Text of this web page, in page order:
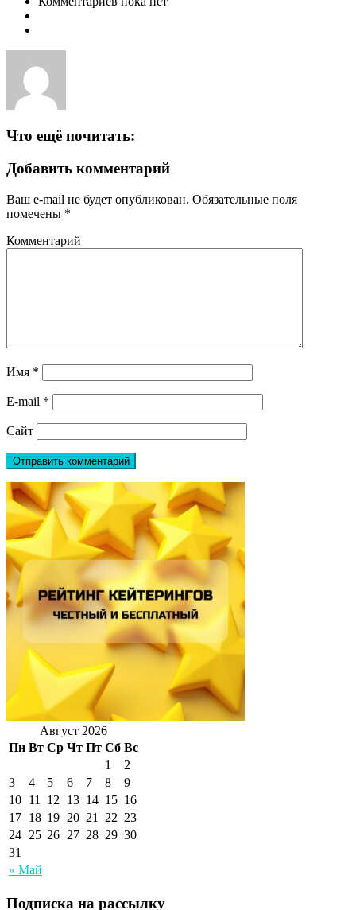
Что ещё почитать:
Добавить комментарий
Ваш e-mail не будет опубликован. Обязательные поля
помечены *
Комментарий
Имя *
E-mail *
Сайт
Август 2026
Пн Вт Ср Чт Пт Сб Вс
« Май
1
2
3
4 5 6 7 8
9
10 11 12 13 14 15 16
17 18 19 20 21 22 23
24 25 26 27 28 29 30
31
Подписка на рассылку